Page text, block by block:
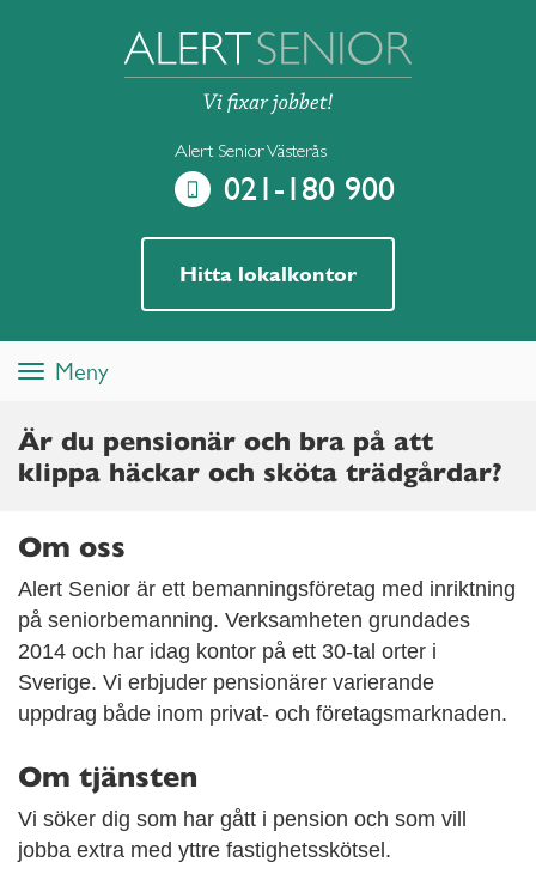
Alert Senior Västerås
021-180 900
Hitta lokalkontor
Toggle
navigation
Meny
Är du pensionär och bra på att
klippa häckar och sköta trädgårdar?
Om oss
Alert Senior är ett bemanningsföretag med inriktning
på seniorbemanning. Verksamheten grundades
2014 och har idag kontor på ett 30-tal orter i
Sverige. Vi erbjuder pensionärer varierande
uppdrag både inom privat- och företagsmarknaden.
Om tjänsten
Vi söker dig som har gått i pension och som vill
jobba extra med yttre fastighetsskötsel.